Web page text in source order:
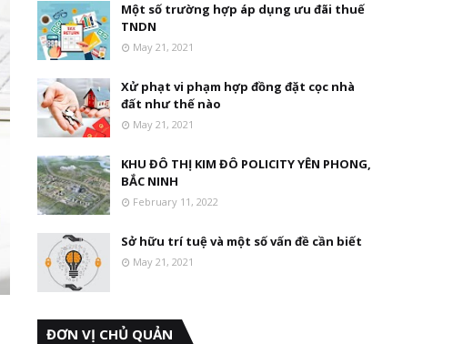
Một số trường hợp áp dụng ưu đãi thuế
TNDN
May 21, 2021
Xử phạt vi phạm hợp đồng đặt cọc nhà
đất như thế nào
May 21, 2021
KHU ĐÔ THỊ KIM ĐÔ POLICITY YÊN PHONG,
BẮC NINH
February 11, 2022
Sở hữu trí tuệ và một số vấn đề cần biết
May 21, 2021
ĐƠN VỊ CHỦ QUẢN